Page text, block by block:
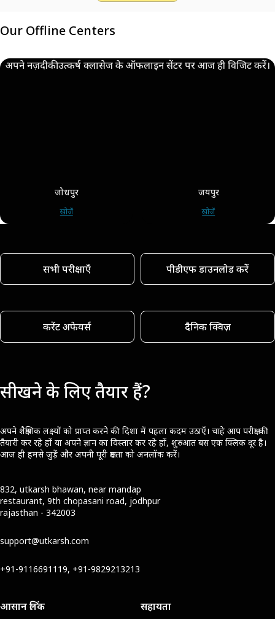
Our Offline Centers
अपने नज़दीकी उत्कर्ष क्लासेज के ऑफलाइन सेंटर पर आज ही विजिट करें।
जोधपुर
खोजें
जयपुर
खोजें
सभी परीक्षाएँ पीडीएफ डाउनलोड करें
करेंट अफेयर्स दैनिक क्विज़
सीखने के लिए तैयार हैं?
अपने शैक्षणिक लक्ष्यों को प्राप्त करने की दिशा में पहला कदम उठाएँ। चाहे आप परीक्षा की
तैयारी कर रहे हों या अपने ज्ञान का विस्तार कर रहे हों, शुरुआत बस एक क्लिक दूर है।
आज ही हमसे जुड़ें और अपनी पूरी क्षमता को अनलॉक करें।
832, utkarsh bhawan, near mandap
restaurant, 9th chopasani road, jodhpur
rajasthan - 342003
support@utkarsh.com
+91-9116691119, +91-9829213213
आसान लिंक सहायता